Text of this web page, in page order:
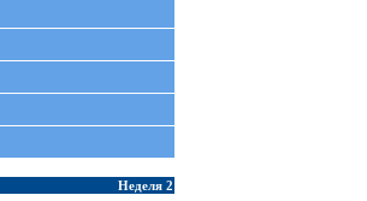
Неделя 2